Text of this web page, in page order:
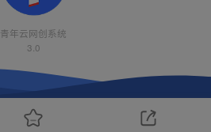
青年云网创系统
3.0